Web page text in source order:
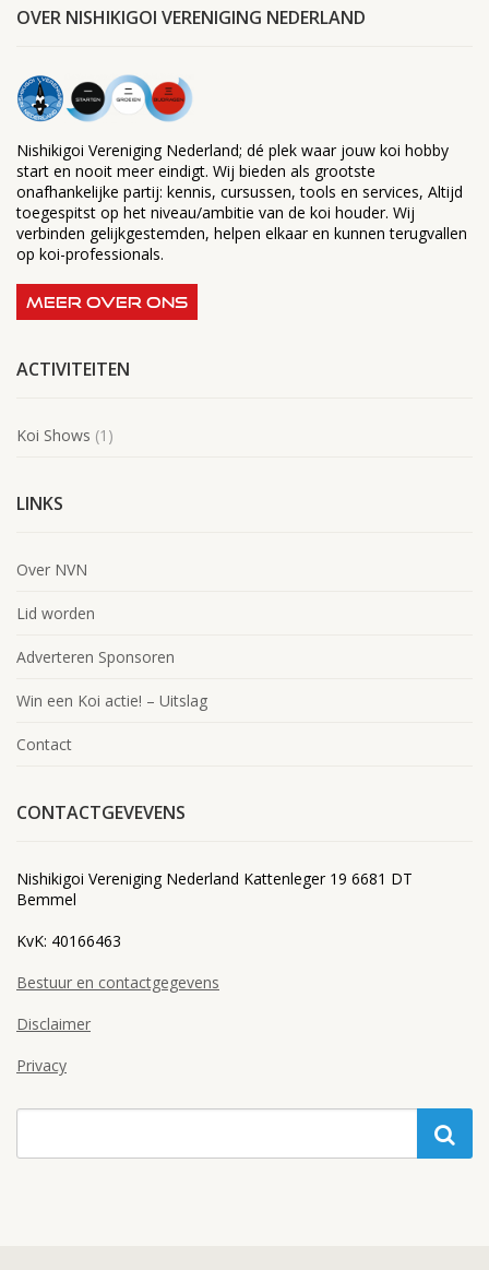
OVER NISHIKIGOI VERENIGING NEDERLAND
Nishikigoi Vereniging Nederland; dé plek waar jouw koi hobby
start en nooit meer eindigt. Wij bieden als grootste
onafhankelijke partij: kennis, cursussen, tools en services, Altijd
toegespitst op het niveau/ambitie van de koi houder. Wij
verbinden gelijkgestemden, helpen elkaar en kunnen terugvallen
op koi-professionals.
MEER OVER ONS
ACTIVITEITEN
Koi Shows (1)
LINKS
Over NVN
Lid worden
Adverteren Sponsoren
Win een Koi actie! – Uitslag
Contact
CONTACTGEVEVENS
Nishikigoi Vereniging Nederland Kattenleger 19 6681 DT
Bemmel
KvK: 40166463
Bestuur en contactgegevens
Disclaimer
Privacy